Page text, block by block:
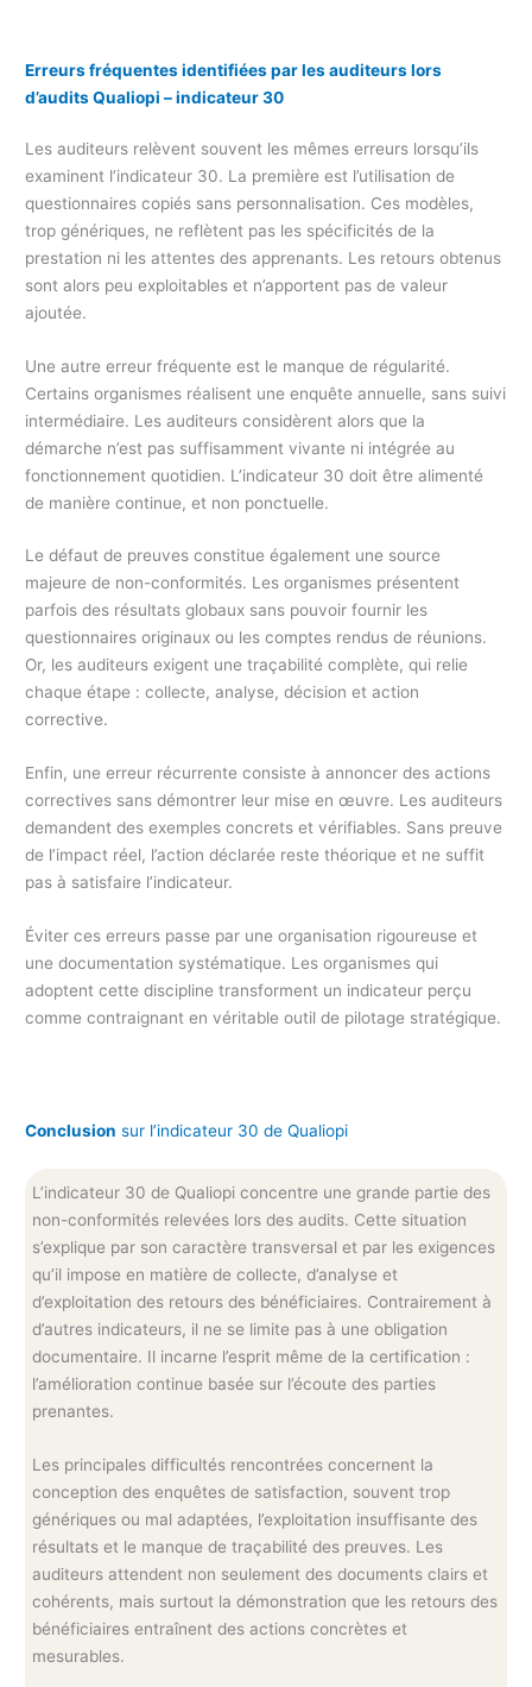
Erreurs fréquentes identifiées par les auditeurs lors
d’audits Qualiopi – indicateur 30
Les auditeurs relèvent souvent les mêmes erreurs lorsqu’ils
examinent l’indicateur 30. La première est l’utilisation de
questionnaires copiés sans personnalisation. Ces modèles,
trop génériques, ne reflètent pas les spécificités de la
prestation ni les attentes des apprenants. Les retours obtenus
sont alors peu exploitables et n’apportent pas de valeur
ajoutée.
Une autre erreur fréquente est le manque de régularité.
Certains organismes réalisent une enquête annuelle, sans suivi
intermédiaire. Les auditeurs considèrent alors que la
démarche n’est pas suffisamment vivante ni intégrée au
fonctionnement quotidien. L’indicateur 30 doit être alimenté
de manière continue, et non ponctuelle.
Le défaut de preuves constitue également une source
majeure de non-conformités. Les organismes présentent
parfois des résultats globaux sans pouvoir fournir les
questionnaires originaux ou les comptes rendus de réunions.
Or, les auditeurs exigent une traçabilité complète, qui relie
chaque étape : collecte, analyse, décision et action
corrective.
Enfin, une erreur récurrente consiste à annoncer des actions
correctives sans démontrer leur mise en œuvre. Les auditeurs
demandent des exemples concrets et vérifiables. Sans preuve
de l’impact réel, l’action déclarée reste théorique et ne suffit
pas à satisfaire l’indicateur.
Éviter ces erreurs passe par une organisation rigoureuse et
une documentation systématique. Les organismes qui
adoptent cette discipline transforment un indicateur perçu
comme contraignant en véritable outil de pilotage stratégique.
Conclusion sur l’indicateur 30 de Qualiopi
L’indicateur 30 de Qualiopi concentre une grande partie des
non-conformités relevées lors des audits. Cette situation
s’explique par son caractère transversal et par les exigences
qu’il impose en matière de collecte, d’analyse et
d’exploitation des retours des bénéficiaires. Contrairement à
d’autres indicateurs, il ne se limite pas à une obligation
documentaire. Il incarne l’esprit même de la certification :
l’amélioration continue basée sur l’écoute des parties
prenantes.
Les principales difficultés rencontrées concernent la
conception des enquêtes de satisfaction, souvent trop
génériques ou mal adaptées, l’exploitation insuffisante des
résultats et le manque de traçabilité des preuves. Les
auditeurs attendent non seulement des documents clairs et
cohérents, mais surtout la démonstration que les retours des
bénéficiaires entraînent des actions concrètes et
mesurables.